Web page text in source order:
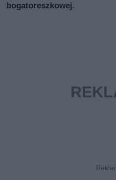
bogatoreszkowej.